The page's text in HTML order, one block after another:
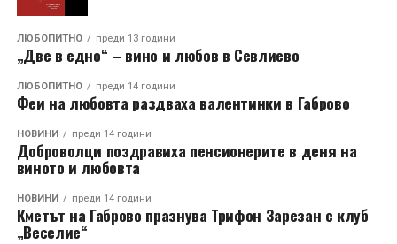
ЛЮБОПИТНО преди 13 години
„Две в едно“ – вино и любов в Севлиево
ЛЮБОПИТНО преди 14 години
Феи на любовта раздваха валентинки в Габрово
НОВИНИ преди 14 години
Доброволци поздравиха пенсионерите в деня на
виното и любовта
НОВИНИ преди 14 години
Кметът на Габрово празнува Трифон Зарезан с клуб
„Веселие“